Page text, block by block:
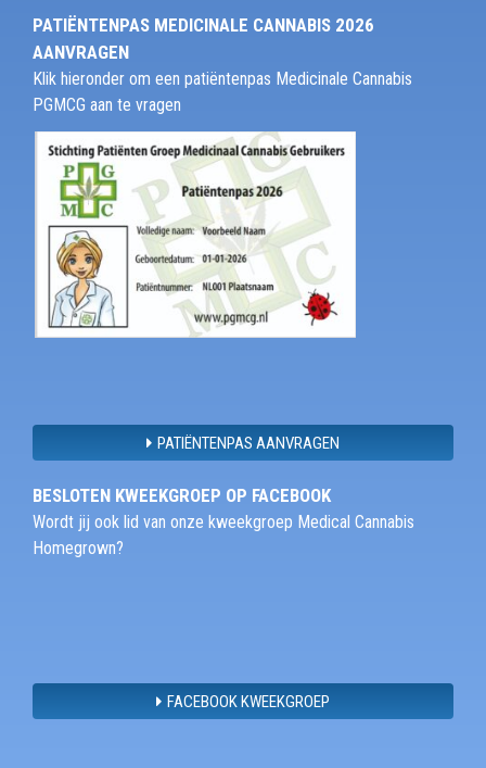
PATIËNTENPAS MEDICINALE CANNABIS 2026
AANVRAGEN
Klik hieronder om een patiëntenpas Medicinale Cannabis
PGMCG aan te vragen
PATIËNTENPAS AANVRAGEN
BESLOTEN KWEEKGROEP OP FACEBOOK
Wordt jij ook lid van onze kweekgroep Medical Cannabis
Homegrown?
FACEBOOK KWEEKGROEP